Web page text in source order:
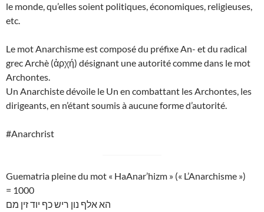
le monde, qu’elles soient politiques, économiques, religieuses,
etc.
Le mot Anarchisme est composé du préfixe An- et du radical
grec Archè (ἀρχή) désignant une autorité comme dans le mot
Archontes.
Un Anarchiste dévoile le Un en combattant les Archontes, les
dirigeants, en n’étant soumis à aucune forme d’autorité.
#Anarchrist
Guematria pleine du mot « HaAnar’hizm » (« L’Anarchisme »)
= 1000
הא אלף נון ריש כף יוד זין מם